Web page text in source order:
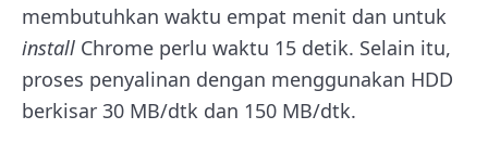
membutuhkan waktu empat menit dan untuk
install Chrome perlu waktu 15 detik. Selain itu,
proses penyalinan dengan menggunakan HDD
berkisar 30 MB/dtk dan 150 MB/dtk.